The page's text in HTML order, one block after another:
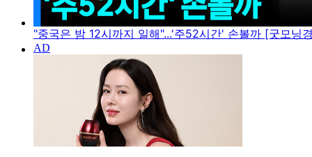
"중국은 밤 12시까지 일해"...'주52시간' 손볼까 [굿모닝